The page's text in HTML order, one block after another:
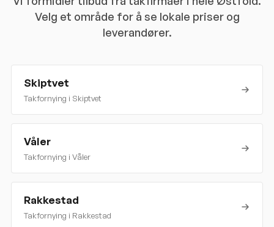
Velg et område for å se lokale priser og
leverandører.
Skiptvet
Takfornying i Skiptvet
Våler
Takfornying i Våler
Rakkestad
Takfornying i Rakkestad